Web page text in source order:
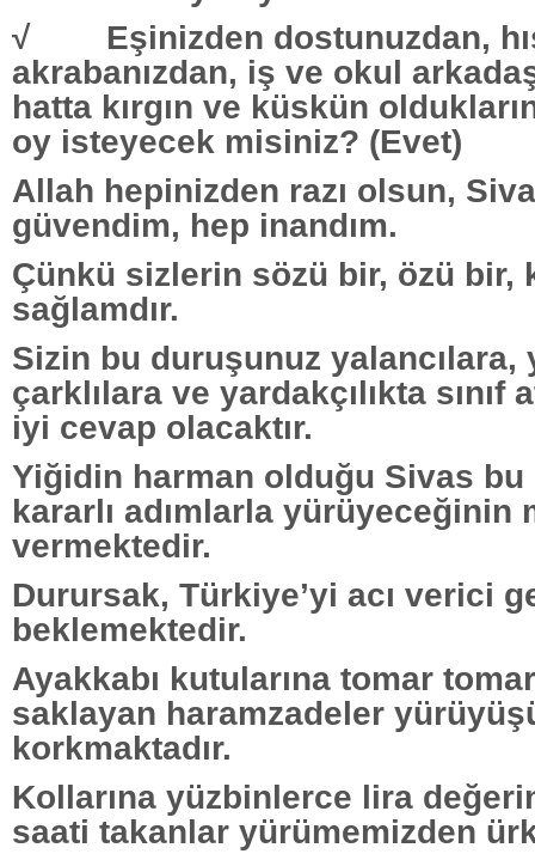
√ Eşinizden dostunuzdan,
akrabanızdan, iş ve okul
hatta kırgın ve küskün
oy isteyecek misiniz? (Evet)
Allah hepinizden razı olsun,
güvendim, hep inandım.
Çünkü sizlerin sözü bir, özü bir,
sağlamdır.
Sizin bu duruşunuz yalancılara,
çarklılara ve yardakçılıkta sınıf
iyi cevap olacaktır.
Yiğidin harman olduğu Sivas bu
kararlı adımlarla yürüyeceğinin
vermektedir.
Durursak, Türkiye’yi acı verici
beklemektedir.
Ayakkabı kutularına tomar
saklayan haramzadeler
korkmaktadır.
Kollarına yüzbinlerce lira
saati takanlar yürümemizden